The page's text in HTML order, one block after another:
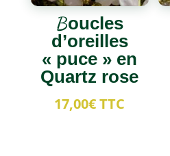
Boucles
d’oreilles
« puce » en
Quartz rose
17,00€TTC